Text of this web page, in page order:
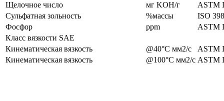
Щелочное число
мг KOH/г
ASTM
Сульфатная зольность
%массы
ISO
Фосфор
ppm
ASTM
Класс вязкости SAE
Кинематическая вязкость
@40°C мм2/с
ASTM
Кинематическая вязкость
@100°C мм2/с ASTM